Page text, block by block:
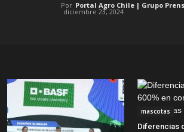
Por Portal Agro Chile | Grupo
diciembre 23, 2024
mascotas
Diferencias